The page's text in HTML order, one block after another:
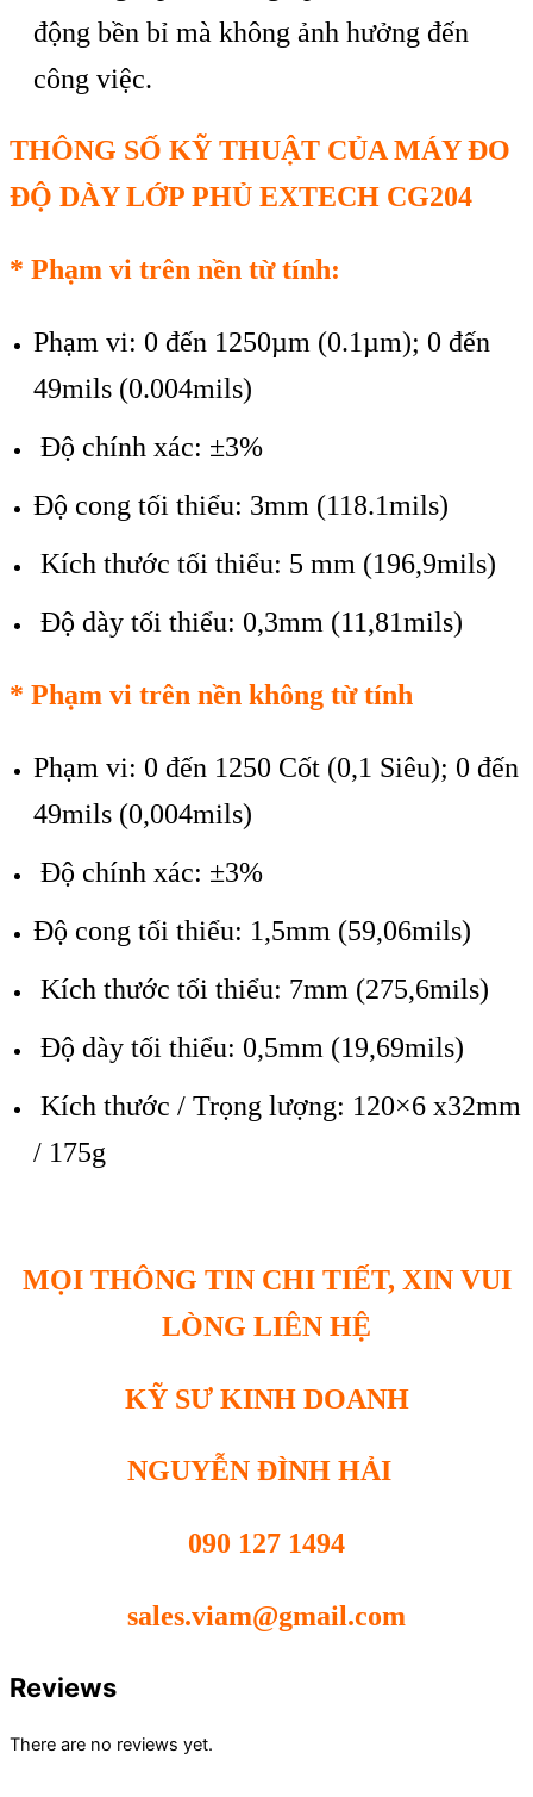
động bền bỉ mà không ảnh hưởng đến
công việc.
THÔNG SỐ KỸ THUẬT CỦA MÁY ĐO
ĐỘ DÀY LỚP PHỦ EXTECH CG204
* Phạm vi trên nền từ tính:
Phạm vi: 0 đến 1250µm (0.1µm); 0 đến
49mils (0.004mils)
Độ chính xác: ±3%
Độ cong tối thiểu: 3mm (118.1mils)
Kích thước tối thiểu: 5 mm (196,9mils)
Độ dày tối thiểu: 0,3mm (11,81mils)
* Phạm vi trên nền không từ tính
Phạm vi: 0 đến 1250 Cốt (0,1 Siêu); 0 đến
49mils (0,004mils)
Độ chính xác: ±3%
Độ cong tối thiểu: 1,5mm (59,06mils)
Kích thước tối thiểu: 7mm (275,6mils)
Độ dày tối thiểu: 0,5mm (19,69mils)
Kích thước / Trọng lượng: 120×6 x32mm
/ 175g
MỌI THÔNG TIN CHI TIẾT, XIN VUI
LÒNG LIÊN HỆ
KỸ SƯ KINH DOANH
NGUYỄN ĐÌNH HẢI
090 127 1494
sales.viam@gmail.com
Reviews
There are no reviews yet.